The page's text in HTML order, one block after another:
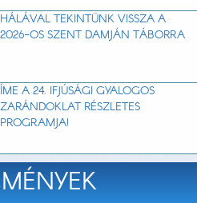
HÁLÁVAL TEKINTÜNK VISSZA A
2026-OS SZENT DAMJÁN TÁBORRA
ÍME A 24. IFJÚSÁGI GYALOGOS
ZARÁNDOKLAT RÉSZLETES
PROGRAMJA!